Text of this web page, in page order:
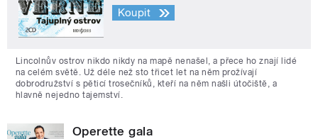
Koupit
Lincolnův ostrov nikdo nikdy na mapě nenašel, a přece ho znají lidé
na celém světě. Už déle než sto třicet let na něm prožívají
dobrodružství s pěticí trosečníků, kteří na něm našli útočiště, a
hlavně nejedno tajemství.
Operette gala